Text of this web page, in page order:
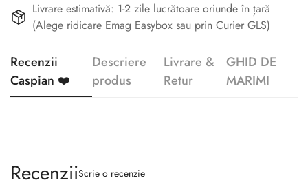
Livrare estimativă: 1-2 zile lucrătoare oriunde în țară
(Alege ridicare Emag Easybox sau prin Curier GLS)
Recenzii
Caspian ❤️
Descriere
produs
Livrare &
Retur
GHID DE
MARIMI
RecenziiScrie o recenzie